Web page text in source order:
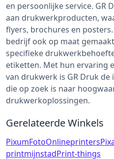
en persoonlijke service. GR
aan drukwerkproducten,
flyers, brochures en
bedrijf ook op maat
specifieke
etiketten. Met hun ervaring
van drukwerk is GR Druk de
die op zoek is naar
drukwerkoplossingen.
Gerelateerde Winkels
PixumFotoOnlineprinters
printmijnstadPrint-things